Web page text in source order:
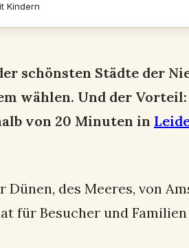
Kindern
schönsten Städte der
wählen. Und der
von 20 Minuten in
des Meeres, von
für Besucher und